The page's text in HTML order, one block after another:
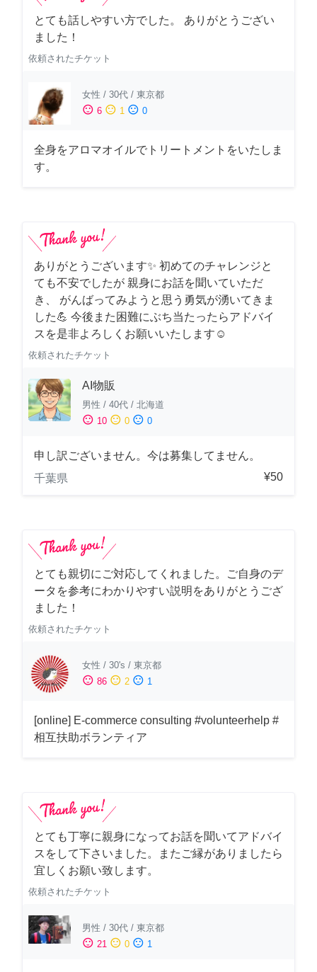
とても話しやすい方でした。 ありがとうござい
ました！
依頼されたチケット
女性 / 30代 / 東京都
sentiment_satisfied 6 sentiment_neutral 1 sentiment_dissatisfied 0
全身をアロマオイルでトリートメントをいたしま
す。
ありがとうございます✨ 初めてのチャレンジと
ても不安でしたが 親身にお話を聞いていただ
き、 がんばってみようと思う勇気が湧いてきま
した💪 今後また困難にぶち当たったらアドバイ
スを是非よろしくお願いいたします☺️
依頼されたチケット
AI物販
男性 / 40代 / 北海道
sentiment_satisfied 10 sentiment_neutral 0 sentiment_dissatisfied 0
申し訳ございません。今は募集してません。
千葉県
¥50
とても親切にご対応してくれました。ご自身のデ
ータを参考にわかりやすい説明をありがとうござ
ました！
依頼されたチケット
女性 / 30's / 東京都
sentiment_satisfied 86 sentiment_neutral 2 sentiment_dissatisfied 1
[online] E-commerce consulting #volunteerhelp #
相互扶助ボランティア
とても丁寧に親身になってお話を聞いてアドバイ
スをして下さいました。またご縁がありましたら
宜しくお願い致します。
依頼されたチケット
男性 / 30代 / 東京都
sentiment_satisfied 21 sentiment_neutral 0 sentiment_dissatisfied 1